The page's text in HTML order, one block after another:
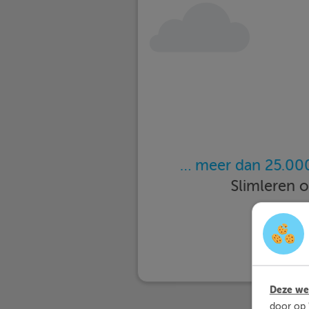
… meer dan
Slimleren
Deze
door op